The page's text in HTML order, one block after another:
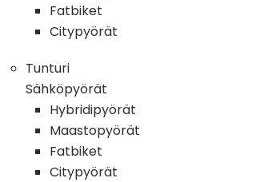
Fatbiket
Citypyörät
Tunturi
Sähköpyörät
Hybridipyörät
Maastopyörät
Fatbiket
Citypyörät